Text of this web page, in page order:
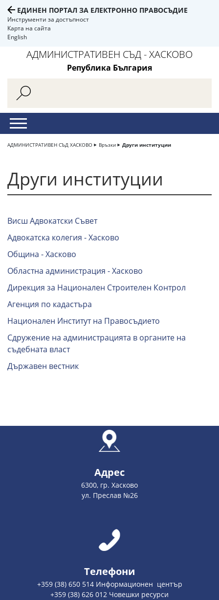
ЕДИНЕН ПОРТАЛ ЗА ЕЛЕКТРОННО ПРАВОСЪДИЕ
Инструменти за достъпност
Карта на сайта
English
АДМИНИСТРАТИВЕН СЪД - ХАСКОВО
Република България
АДМИНИСТРАТИВЕН СЪД ХАСКОВО Връзки Други институции
Други институции
Висш Адвокатски Съвет
Адвокатска колегия - Хасково
Община - Хасково
Областна администрация - Хасково
Дирекция за Национален Строителен Контрол
Агенция по кадастъра
Национален Институт на Правосъдието
Сдружение на администрацията в органите на
съдебната власт
Държавен вестник
Адрес
6300, гр. Хасково
ул. Преслав №26
Телефони
+359 (38) 650 514 Информационен център
+359 (38) 626 012 Човешки ресурси